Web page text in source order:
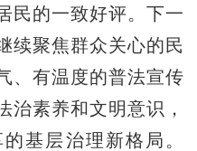
民的一致好评。下一
续聚焦群众关心的民
、有温度的普法宣传
治素养和文明意识，
基层治理新格局。